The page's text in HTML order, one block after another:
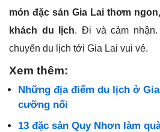
món đặc sản Gia Lai thơm ngon,
khách du lịch. Đi và cảm
chuyến du lịch tới Gia Lai vui vẻ.
Xem thêm:
Những địa điểm du lịch ở
cưỡng nổi
13 đặc sản Quy Nhơn làm